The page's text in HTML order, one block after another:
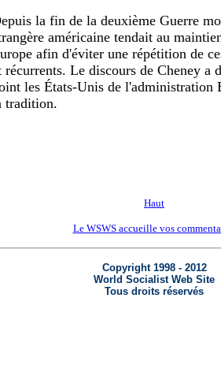
la fin de la deuxième Guerre
américaine tendait au
afin d'éviter une répétition de
récurrents. Le discours de Cheney a
les États-Unis de l'administration
tradition.
Haut
Le WSWS accueille vos
Copyright 1998 - 2012
World Socialist Web Site
Tous droits réservés